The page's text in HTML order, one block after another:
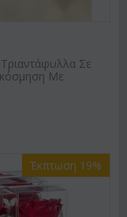
Σε
Με
Έκπτωση 19%